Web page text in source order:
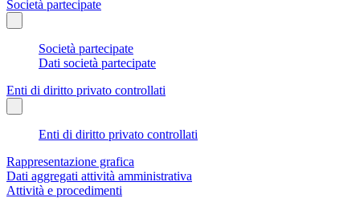
Società partecipate
Società partecipate
Dati società partecipate
Enti di diritto privato controllati
Enti di diritto privato controllati
Rappresentazione grafica
Dati aggregati attività amministrativa
Attività e procedimenti